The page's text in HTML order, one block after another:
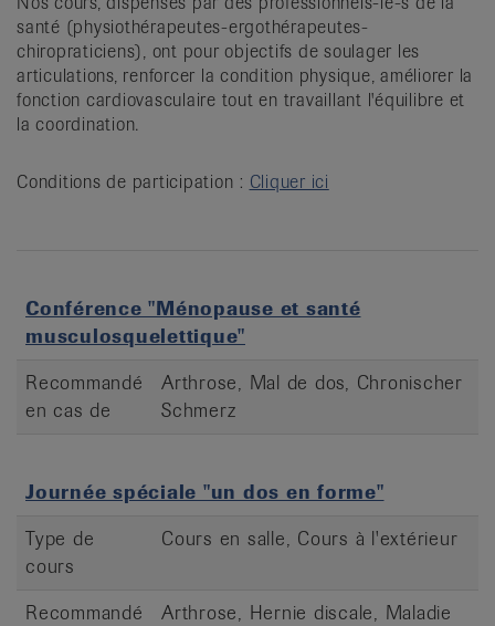
santé (physiothérapeutes-ergothérapeutes-
chiropraticiens), ont pour objectifs de soulager les
articulations, renforcer la condition physique, améliorer la
fonction cardiovasculaire tout en travaillant l'équilibre et
la coordination.
Conditions de participation : Cliquer ici
Conférence "Ménopause et santé
musculosquelettique"
Recommandé
en cas de
Arthrose, Mal de dos, Chronischer
Schmerz
Journée spéciale "un dos en forme"
Type de
cours
Cours en salle, Cours à l'extérieur
Recommandé
Arthrose, Hernie discale, Maladie